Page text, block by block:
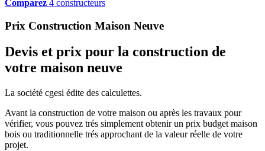
Comparez 4 constructeurs
Prix Construction Maison Neuve
Devis et prix pour la construction de
votre maison neuve
La société cgesi édite des calculettes.
Avant la construction de votre maison ou après les travaux pour
vérifier, vous pouvez trés simplement obtenir un prix budget maison
bois ou traditionnelle trés approchant de la valeur réelle de votre
projet.